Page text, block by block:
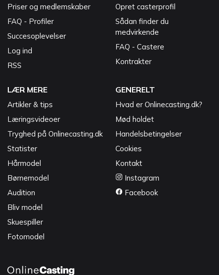
Priser og medlemskaber
FAQ - Profiler
Succesoplevelser
Log ind
RSS
Opret casterprofil
Sådan finder du
medvirkende
FAQ - Castere
Kontrakter
LÆR MERE
Artikler & tips
Læringsvideoer
Tryghed på Onlinecasting.dk
Statister
Hårmodel
Børnemodel
Audition
Bliv model
Skuespiller
Fotomodel
GENERELT
Hvad er Onlinecasting.dk?
Mød holdet
Handelsbetingelser
Cookies
Kontakt
Instagram
Facebook